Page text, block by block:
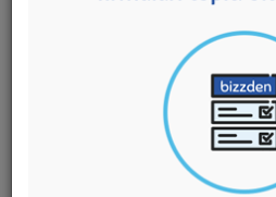
21 sonuç
Gelinlik Modelisunan firmalar
Gelinlik Modeliteklifi almak için
da "İlk 5 Firmadan Teklif İste"
teklif talebinizi firmalara